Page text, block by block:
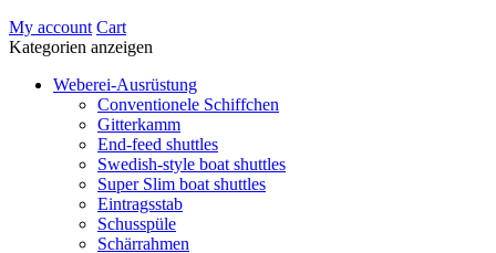
My account Cart
Kategorien anzeigen
Weberei-Ausrüstung
Conventionele Schiffchen
Gitterkamm
End-feed shuttles
Swedish-style boat shuttles
Super Slim boat shuttles
Eintragsstab
Schusspüle
Schärrahmen